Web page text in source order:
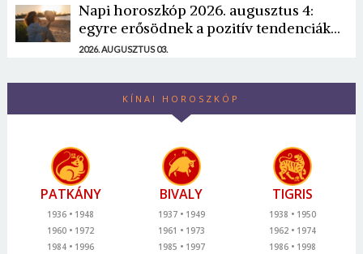
Napi horoszkóp 2026. augusztus 4:
egyre erősödnek a pozitív tendenciák...
2026. AUGUSZTUS 03.
KÍNAI HOROSZKÓP
PATKÁNY
1936
1948
1960
1972
1984
1996
BIVALY
1937
1949
1961
1973
1985
1997
TIGRIS
1938
1950
1962
1974
1986
1998